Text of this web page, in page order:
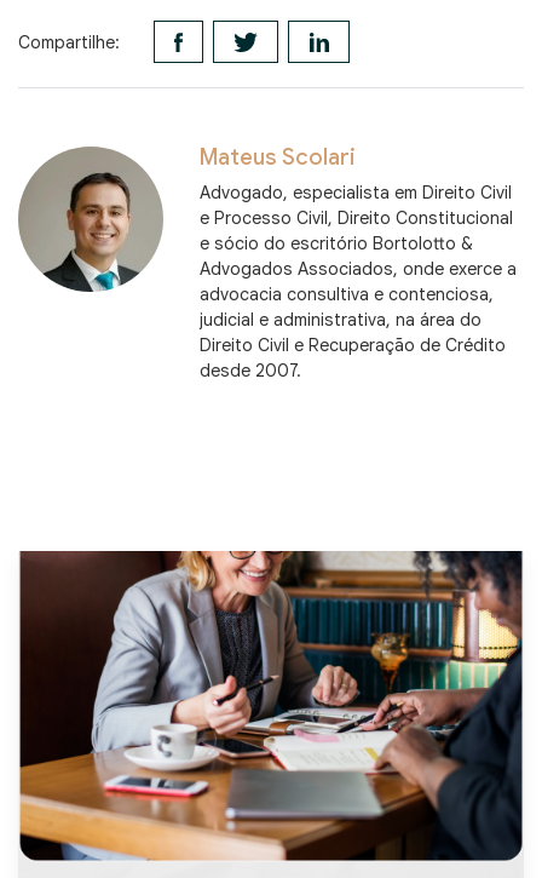
Compartilhe:
Mateus Scolari
Advogado, especialista em Direito Civil
e Processo Civil, Direito Constitucional
e sócio do escritório Bortolotto &
Advogados Associados, onde exerce a
advocacia consultiva e contenciosa,
judicial e administrativa, na área do
Direito Civil e Recuperação de Crédito
desde 2007.